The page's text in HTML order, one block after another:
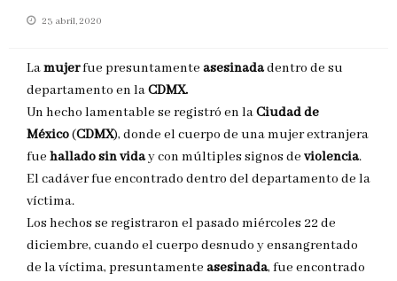
Publicado
23 abril, 2020
Lamujerfue presuntamente asesinadadentro de su
departamento en laCDMX.
Un hecho lamentable se registró en laCiudad de
México(CDMX), donde el cuerpo de una mujer extranjera
fue hallado sin viday con múltiples signos de violencia.
El cadáver fue encontrado dentro del departamento de la
víctima.
Los hechos se registraron el pasado miércoles 22 de
diciembre, cuando el cuerpo desnudo y ensangrentado
de la víctima, presuntamente asesinada, fue encontrado